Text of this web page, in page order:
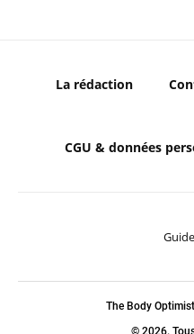
La rédaction
CGU & données
The Body